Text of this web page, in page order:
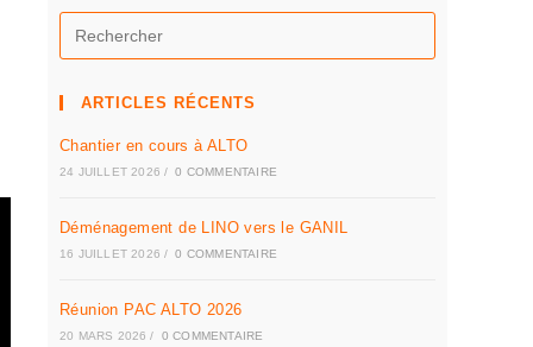
ARTICLES RÉCENTS
Chantier en cours à ALTO
24 JUILLET 2026 / 0 COMMENTAIRE
Déménagement de LINO vers le GANIL
16 JUILLET 2026 / 0 COMMENTAIRE
Réunion PAC ALTO 2026
20 MARS 2026 / 0 COMMENTAIRE